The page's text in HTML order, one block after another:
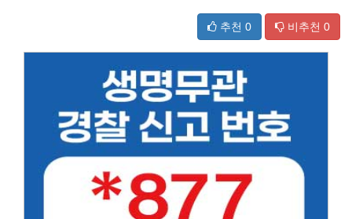
추천 0 비추천 0